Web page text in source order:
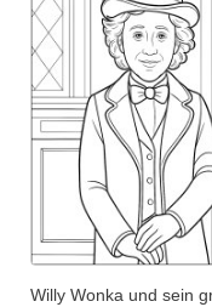
Willy Wonka und sein